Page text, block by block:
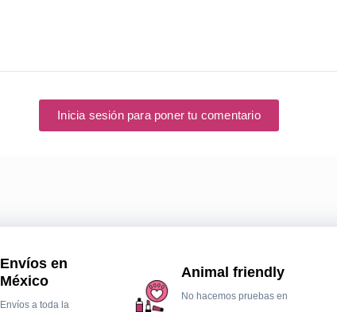
Inicia sesión para poner tu comentario
Envíos en
México
Envíos a toda la
Animal friendly
No hacemos pruebas en